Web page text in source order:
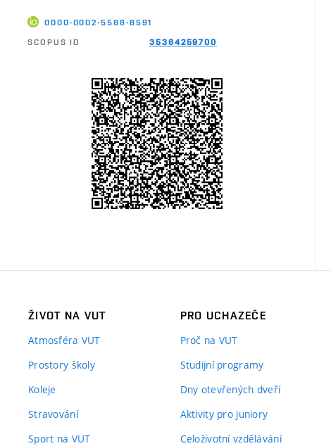
0000-0002-5588-8591
SCOPUS ID 35364259700
ŽIVOT NA VUT
Atmosféra VUT
Prostory školy
Koleje
Stravování
Sport na VUT
PRO UCHAZEČE
Proč na VUT
Studijní programy
Dny otevřených dveří
Aktivity pro juniory
Celoživotní vzdělávání